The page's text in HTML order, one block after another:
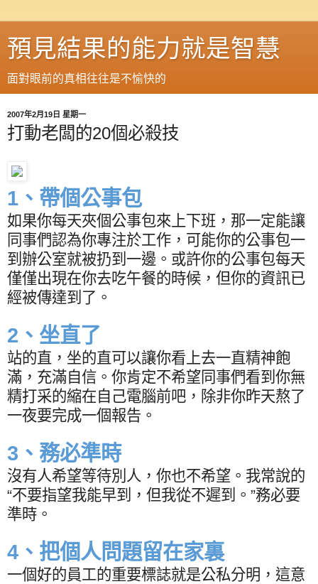
預見結果的能力就是智慧
面對眼前的真相往往是不愉快的
2007年2月19日 星期一
打動老闆的20個必殺技
1 、帶個公事包
如果你每天夾個公事包來上下班，那一定能讓
同事們認為你專注於工作，可能你的公事包一
到辦公室就被扔到一邊。或許你的公事包每天
僅僅出現在你去吃午餐的時候，但你的資訊已
經被傳達到了。
2 、坐直了
站的直，坐的直可以讓你看上去一直精神飽
滿，充滿自信。你肯定不希望同事們看到你無
精打采的縮在自己電腦前吧，除非你昨天熬了
一夜要完成一個報告。
3 、務必準時
沒有人希望等待別人，你也不希望。我常說的
“不要指望我能早到，但我從不遲到。 ”務必要
準時。
4 、把個人問題留在家裏
一個好的員工的重要標誌就是公私分明，這意